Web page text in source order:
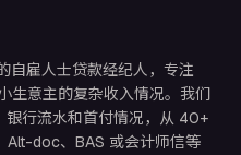
自雇人士贷款经纪人，专注
生意主的复杂收入情况。我们
银行流水和首付情况，从 40+
Alt-doc、BAS 或会计师信等